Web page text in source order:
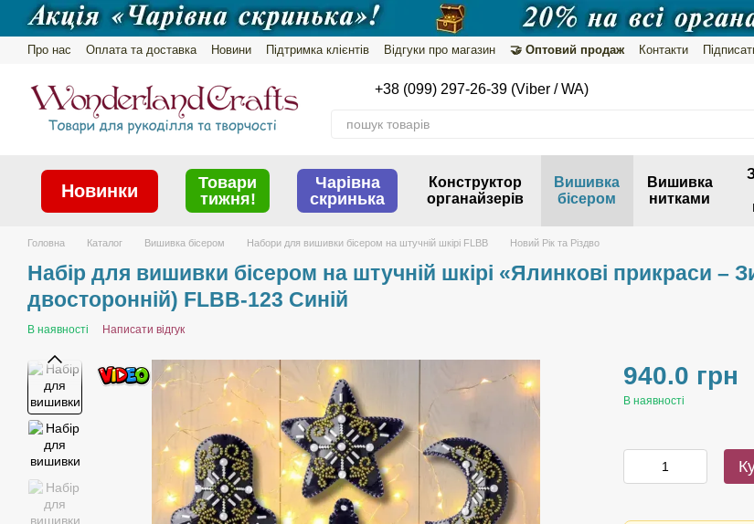
Перейти до основного контенту
Про нас Оплата та доставка Новини Підтримка клієнтів Відгуки про магазин 🤝 Оптовий продаж Контакти
+38 (099) 297-26-39 (Viber / WA)
Новинки
Товари
тижня!
Чарівна
скринька
Конструктор
органайзерів
Вишивка
бісером
Вишивка
нитками
Головна Каталог Вишивка бісером Набори для вишивки бісером на штучній шкірі FLBB Новий Рік та Різдво
Набір для вишивки бісером на штучній шкірі «Ялинкові прикраси –
двосторонній) FLBB-123 Синій
В наявності Написати відгук
940.0 грн
В наявності